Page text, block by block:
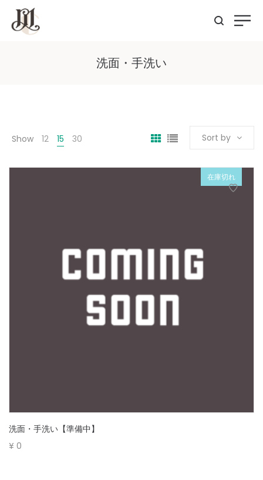
洗面・手洗い
Show 12 15 30 Sort by
在庫切れ
洗面・手洗い【準備中】
¥ 0